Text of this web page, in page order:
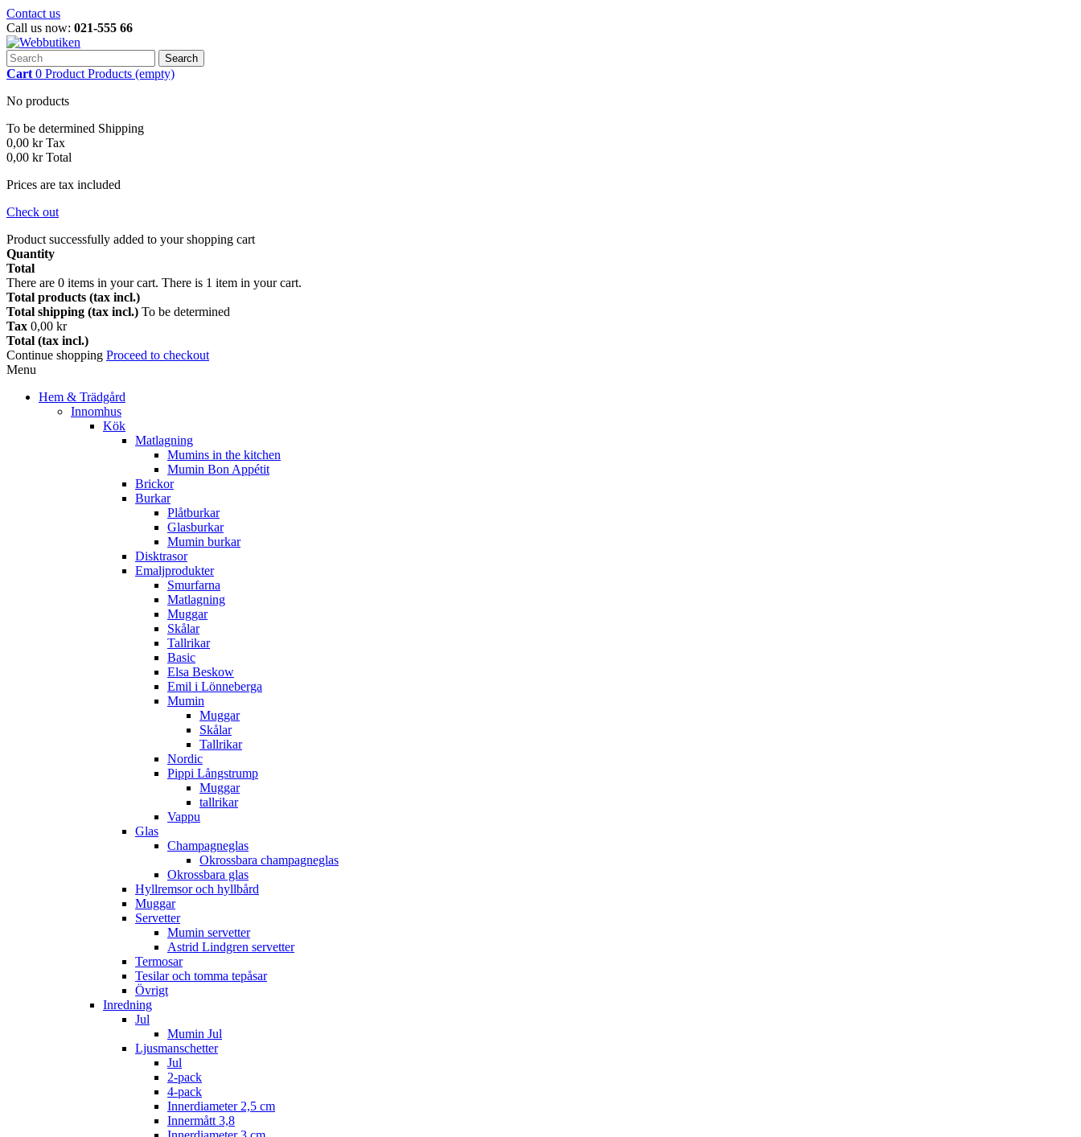
Contact us
Call us now: 021-555 66
Search
Cart 0 Product Products (empty)
No products
To be determined Shipping
0,00 kr Tax
0,00 kr Total
Prices are tax included
Check out
Product successfully added to your shopping cart
Quantity
Total
There are 0 items in your cart. There is 1 item in your cart.
Total products (tax incl.)
Total shipping (tax incl.) To be determined
Tax 0,00 kr
Total (tax incl.)
Continue shopping Proceed to checkout
Menu
Hem & Trädgård
Innomhus
Kök
Matlagning
Mumins in the kitchen
Mumin Bon Appétit
Brickor
Burkar
Plåtburkar
Glasburkar
Mumin burkar
Disktrasor
Emaljprodukter
Smurfarna
Matlagning
Muggar
Skålar
Tallrikar
Basic
Elsa Beskow
Emil i Lönneberga
Mumin
Muggar
Skålar
Tallrikar
Nordic
Pippi Långstrump
Muggar
tallrikar
Vappu
Glas
Champagneglas
Okrossbara champagneglas
Okrossbara glas
Hyllremsor och hyllbård
Muggar
Servetter
Mumin servetter
Astrid Lindgren servetter
Termosar
Tesilar och tomma tepåsar
Övrigt
Inredning
Jul
Mumin Jul
Ljusmanschetter
Jul
2-pack
4-pack
Innerdiameter 2,5 cm
Innermått 3,8